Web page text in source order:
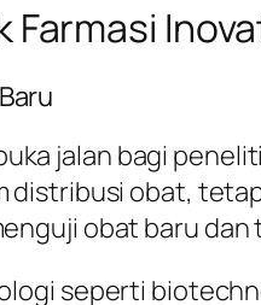
Farmasi
jalan bagi
distribusi obat,
obat baru
seperti